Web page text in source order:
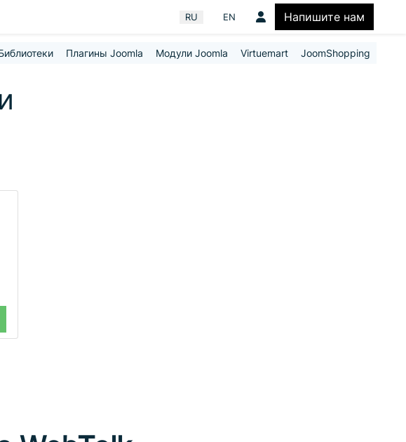
Выберите язык
RU EN Напишите нам
Плагины Joomla Модули Joomla Virtuemart JoomShopping